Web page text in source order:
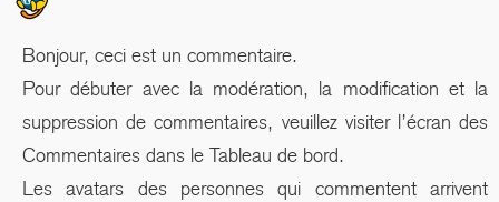
Bonjour, ceci est un commentaire.
Pour débuter avec la modération, la modification et la
suppression de commentaires, veuillez visiter l’écran des
Commentaires dans le Tableau de bord.
Les avatars des personnes qui commentent arrivent